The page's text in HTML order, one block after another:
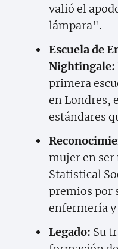
valió el
lámpara".
Escuela de
Nightingale:
primera
en Londres,
estándares
mujer en ser
Statistical
premios por
enfermería
Legado: Su